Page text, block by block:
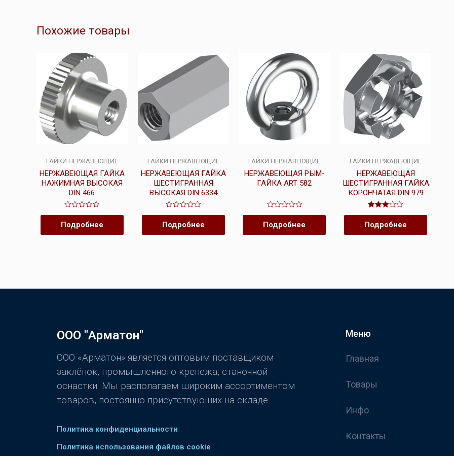
Похожие товары
ГАЙКИ НЕРЖАВЕЮЩИЕ
НЕРЖАВЕЮЩАЯ ГАЙКА
НАЖИМНАЯ ВЫСОКАЯ
DIN 466
Оценка
из
Подробнее
ГАЙКИ НЕРЖАВЕЮЩИЕ
НЕРЖАВЕЮЩАЯ ГАЙКА
ШЕСТИГРАННАЯ
ВЫСОКАЯ DIN 6334
Оценка
из
Подробнее
ГАЙКИ НЕРЖАВЕЮЩИЕ
НЕРЖАВЕЮЩАЯ РЫМ-
ГАЙКА ART 582
Оценка
из
Подробнее
ГАЙКИ НЕРЖАВЕЮЩИЕ
НЕРЖАВЕЮЩАЯ
ШЕСТИГРАННАЯ ГАЙКА
КОРОНЧАТАЯ DIN 979
Оценка
из 5
Подробнее
ООО "Арматон"
ООО «Арматон» является оптовым поставщиком
заклёпок, промышленного крепежа, станочной
оснастки. Мы располагаем широким ассортиментом
товаров, постоянно присутствующих на складе.
Политика конфиденциальности
Политика использования файлов cookie
Меню
Главная
Товары
Инфо
Контакты